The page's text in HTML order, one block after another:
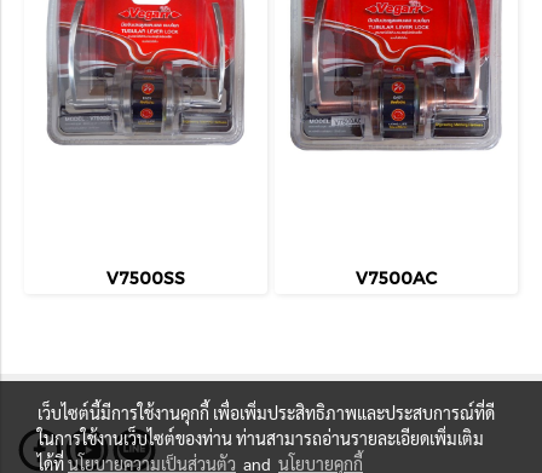
V7500SS V7500AC
เว็บไซต์นี้มีการใช้งานคุกกี้ เพื่อเพิ่มประสิทธิภาพและประสบการณ์ที่ดี
ในการใช้งานเว็บไซต์ของท่าน ท่านสามารถอ่านรายละเอียดเพิ่มเติม
ได้ที่นโยบายความเป็นส่วนตัว and นโยบายคุกกี้